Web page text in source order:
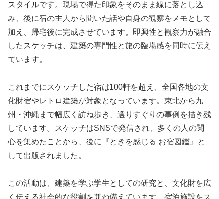
スタイルです。現場で得た印象をそのまま線に落とし込
み、後に宿の主人から聞いた話や自身の観察をメモとして
加え、帰宅後に完成させています。即興性と観察力が融合
したスケッチは、建築の専門性と旅の臨場感を同時に伝え
ています。
これまでにスケッチした宿は100軒を超え、全国各地の文
化財宿やレトロ建築が対象となっています。東北から九
州・沖縄まで幅広く訪ね歩き、選りすぐりの事例を描き残
しています。スケッチはSNSで発信され、多くの人の関
心を集めたことから、後に『ときを感じる お宿図鑑』と
して出版されました。
この活動は、建築を学ぶ学生としての研究と、文化財を広
く伝える社会的な役割を兼ね備えています。宿泊施設をス